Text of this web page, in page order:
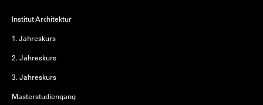
Institut Architektur
1. Jahreskurs
2. Jahreskurs
3. Jahreskurs
Masterstudiengang